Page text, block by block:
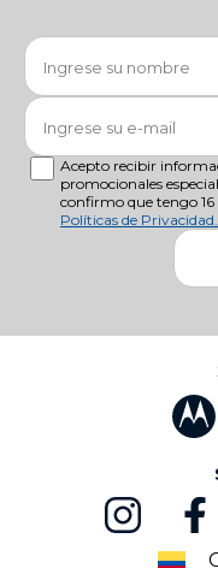
Acepto recibir
promocionales
confirmo que tengo 16
Políticas de Privacidad.